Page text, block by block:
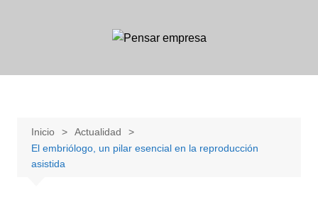
Inicio
Actualidad
El embriólogo, un pilar esencial en la reproducción
asistida